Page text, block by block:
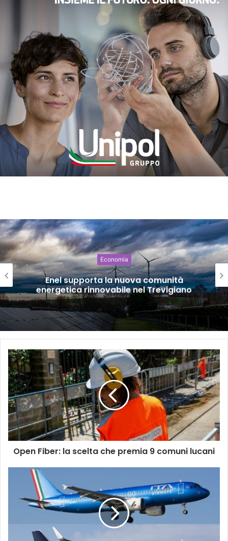
Economia
Enel supporta la nuova comunità
energetica rinnovabile nel Trevigiano
Open Fiber: la scelta che premia 9 comuni lucani